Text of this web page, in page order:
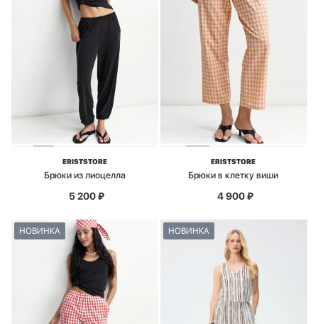
ERISTSTORE
Брюки из лиоцелла
5 200₽
ERISTSTORE
Брюки в клетку виши
4 900₽
НОВИНКА НОВИНКА